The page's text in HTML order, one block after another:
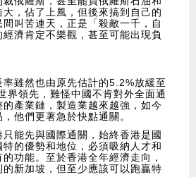
，佔了上風，但後來搞到自己的
叫苦連天，正是「殺敵一千，自
濟肯定不樂觀，甚至可能出現負
雖然也由原先估計的5.2%放緩至
界領先，難怪中國不肯對外全面通
產業鏈，製造業越來越強，如今
他們更著急於快點通關。
能先與國際通關，始終香港是國
的優勢和地位，必須吸納人才和
功能。至於香港全年經濟走向，
新加坡，但至少應該可以跑贏特